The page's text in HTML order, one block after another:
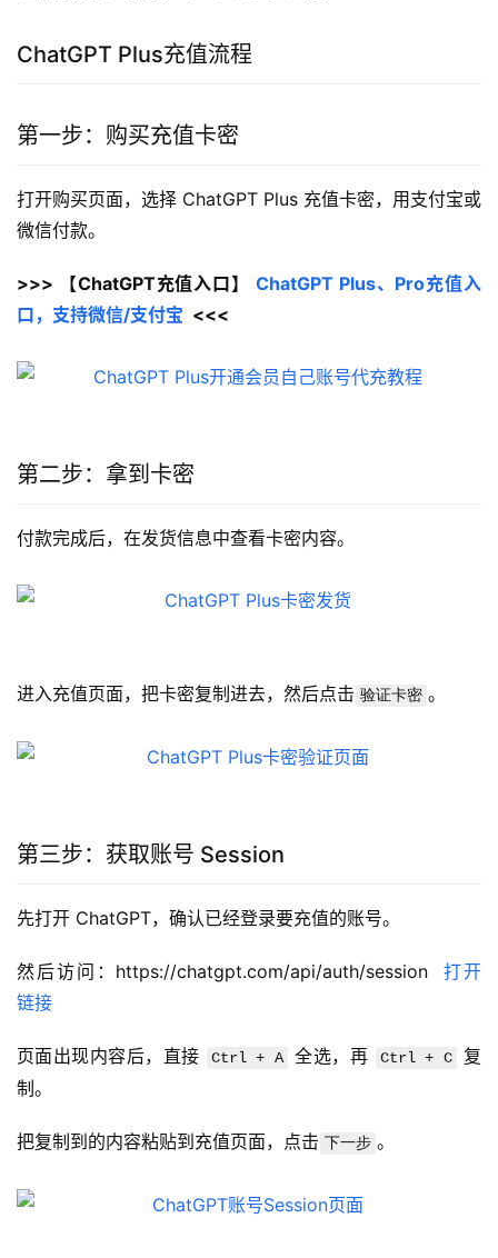
ChatGPT Plus充值流程
第一步：购买充值卡密
打开购买页面，选择 ChatGPT Plus 充值卡密，用支付宝或
微信付款。
>>> 【ChatGPT充值入口】 ChatGPT Plus、Pro充值入
口，支持微信/支付宝
  <<<
第二步：拿到卡密
付款完成后，在发货信息中查看卡密内容。
进入充值页面，把卡密复制进去，然后点击 验证卡密 。
第三步：获取账号 Session
先打开 ChatGPT，确认已经登录要充值的账号。
然后访问：https://chatgpt.com/api/auth/session 打开
链接
页面出现内容后，直接 Ctrl + A 全选，再 Ctrl + C
复
制。
把复制到的内容粘贴到充值页面，点击 下一步 。